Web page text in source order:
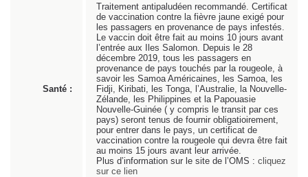
Santé :
Traitement antipaludéen recommandé. Certificat
de vaccination contre la fièvre jaune exigé pour
les passagers en provenance de pays infestés.
Le vaccin doit être fait au moins 10 jours avant
l’entrée aux Iles Salomon. Depuis le 28
décembre 2019, tous les passagers en
provenance de pays touchés par la rougeole, à
savoir les Samoa Américaines, les Samoa, les
Fidji, Kiribati, les Tonga, l’Australie, la Nouvelle-
Zélande, les Philippines et la Papouasie
Nouvelle-Guinée ( y compris le transit par ces
pays) seront tenus de fournir obligatioirement,
pour entrer dans le pays, un certificat de
vaccination contre la rougeole qui devra être fait
au moins 15 jours avant leur arrivée.
Plus d’information sur le site de l’OMS : cliquez
sur ce lien